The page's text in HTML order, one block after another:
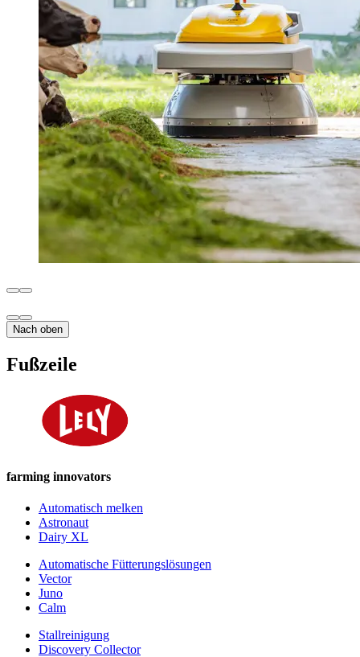
Nach oben
Fußzeile
farming innovators
Automatisch melken
Astronaut
Dairy XL
Automatische Fütterungslösungen
Vector
Juno
Calm
Stallreinigung
Discovery Collector